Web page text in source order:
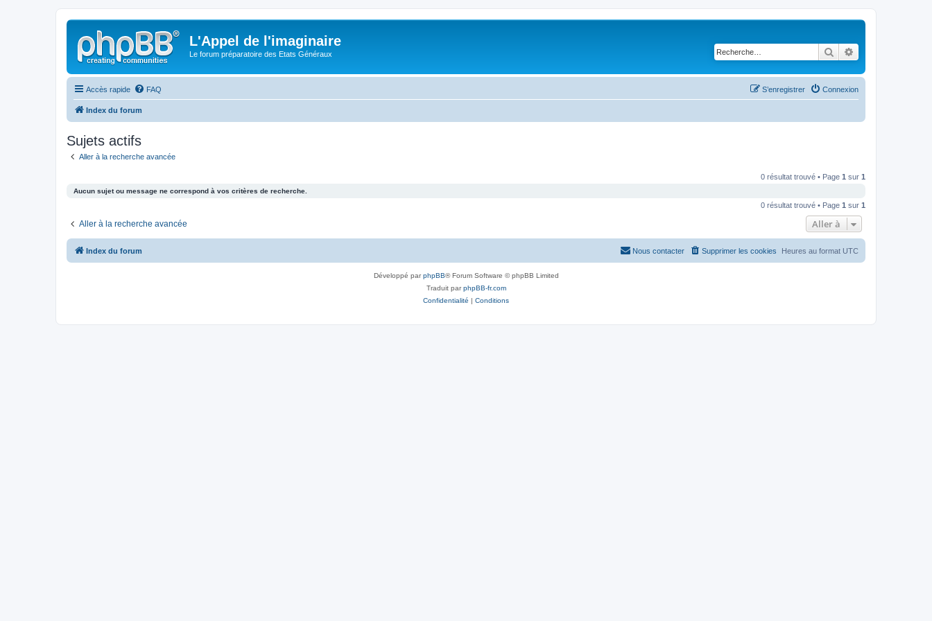
L'Appel de l'imaginaire
Le forum préparatoire des Etats Généraux Rechercher
Accès rapide FAQ Connexion
S’enregistrer
Index du forum
Sujets actifs
Aller à la recherche avancée
0 résultat trouvé • Page 1 sur 1
Aucun sujet ou message ne correspond à vos critères de recherche.
0 résultat trouvé • Page 1 sur 1
Aller à la recherche avancée Aller à
Index du forum Heures au format UTC
Supprimer les cookies
Nous contacter
Développé parphpBB® Forum Software © phpBB Limited
Traduit parphpBB-fr.com
Confidentialité | Conditions